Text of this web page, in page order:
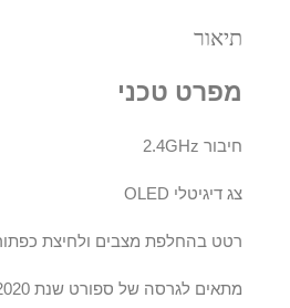
תיאור
מפרט טכני
חיבור 2.4GHz
צג דיגיטלי OLED
רטט בהחלפת מצבים ולחיצת כפתורים
מתאים לגרסה של ספורט שנת 2020 ומעלה (לא פרו)